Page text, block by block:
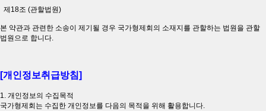
제18조 (관할법원)
본 약관과 관련한 소송이 제기될 경우 국가형제회의 소재지를 관할하는 법원을 관할
법원으로 합니다.
[개인정보취급방침]
1. 개인정보의 수집목적
국가형제회는 수집한 개인정보를 다음의 목적을 위해 활용합니다.